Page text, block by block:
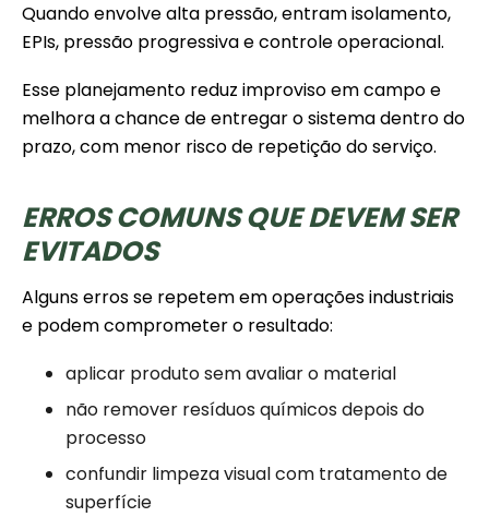
Quando envolve alta pressão, entram isolamento,
EPIs, pressão progressiva e controle operacional.
Esse planejamento reduz improviso em campo e
melhora a chance de entregar o sistema dentro do
prazo, com menor risco de repetição do serviço.
ERROS COMUNS QUE DEVEM SER
EVITADOS
Alguns erros se repetem em operações industriais
e podem comprometer o resultado:
aplicar produto sem avaliar o material
não remover resíduos químicos depois do
processo
confundir limpeza visual com tratamento de
superfície